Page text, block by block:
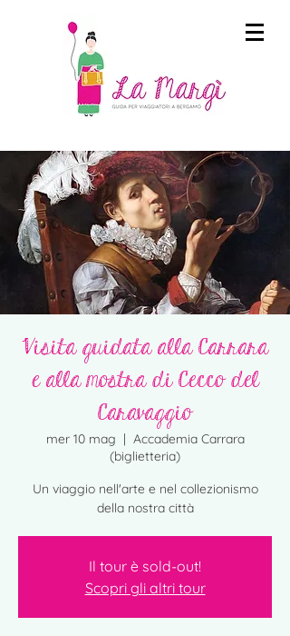
Visita guidata alla Carrara
e alla mostra di Cecco del
Caravaggio
mer 10 mag
  |
Accademia Carrara
(biglietteria)
Un viaggio nell'arte e nel collezionismo
della nostra città
Il tour è sold-out!
Scopri gli altri tour